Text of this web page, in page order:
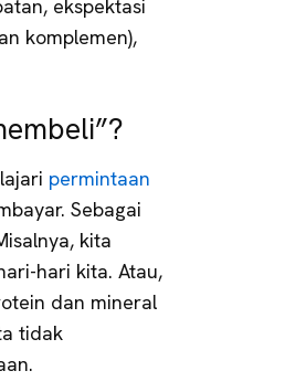
ekspektasi
komplemen),
permintaan
Sebagai
kita
hari kita. Atau,
dan mineral
tidak